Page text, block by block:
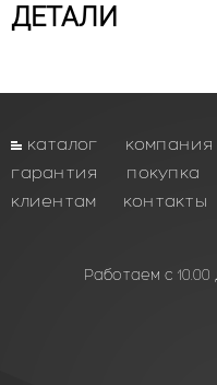
ДЕТАЛИ
каталог компания
гарантия
покупка
клиентам
контакты
Работаем с